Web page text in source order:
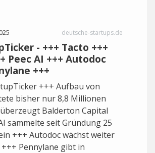
deutsche-startups.de
- +++ Tacto +++
Peec AI +++ Autodoc
+++
+++ Aufbau von
bisher nur 8,8 Millionen
Balderton Capital
sammelte seit Gründung 25
+++ Autodoc wächst weiter
Pennylane gibt in